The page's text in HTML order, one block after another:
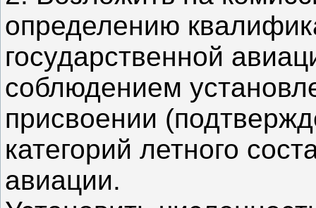
определению
государственной
соблюдением
присвоении
категорий летного
авиации.